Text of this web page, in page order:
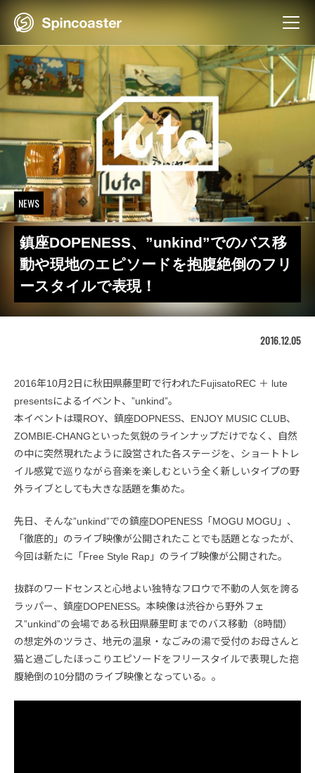
NEWS
鎮座DOPENESS、”unkind”でのバス移
動や現地のエピソードを抱腹絶倒のフリ
ースタイルで表現！
2016.12.05
2016年10月2日に秋田県藤里町で行われたFujisatoREC ＋ lute
presentsによるイベント、”unkind”。
本イベントは環ROY、鎮座DOPNESS、ENJOY MUSIC CLUB、
ZOMBIE-CHANGといった気鋭のラインナップだけでなく、自然
の中に突然現れたように設営された各ステージを、ショートトレ
イル感覚で巡りながら音楽を楽しむという全く新しいタイプの野
外ライブとしても大きな話題を集めた。
先日、そんな”unkind”での鎮座DOPENESS「MOGU MOGU」、
「徹底的」のライブ映像が公開されたことでも話題となったが、
今回は新たに「Free Style Rap」のライブ映像が公開された。
抜群のワードセンスと心地よい独特なフロウで不動の人気を誇る
ラッパー、鎮座DOPENESS。本映像は渋谷から野外フェ
ス”unkind”の会場である秋田県藤里町までのバス移動（8時間）
の想定外のツラさ、地元の温泉・なごみの湯で受付のお母さんと
猫と過ごしたほっこりエピソードをフリースタイルで表現した抱
腹絶倒の10分間のライブ映像となっている。。